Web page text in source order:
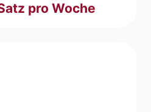
pro Woche